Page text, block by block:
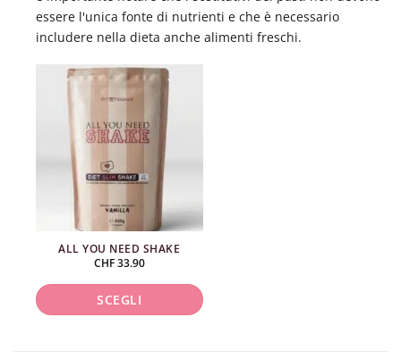
essere l'unica fonte di nutrienti e che è necessario
includere nella dieta anche alimenti freschi.
ALL YOU NEED SHAKE
CHF33.90
SCEGLI